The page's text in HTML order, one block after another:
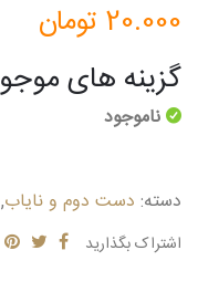
20.000 تومان
گزینه های
ناموجود
دسته: دست دوم و نایاب,
اشتراک بگذارید